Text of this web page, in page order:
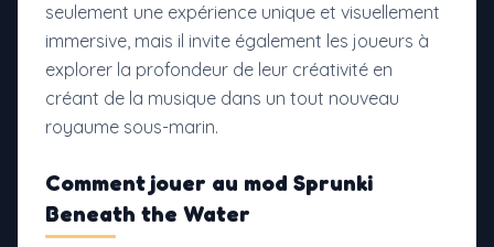
seulement une expérience unique et visuellement
immersive, mais il invite également les joueurs à
explorer la profondeur de leur créativité en
créant de la musique dans un tout nouveau
royaume sous-marin.
Comment jouer au mod Sprunki
Beneath the Water